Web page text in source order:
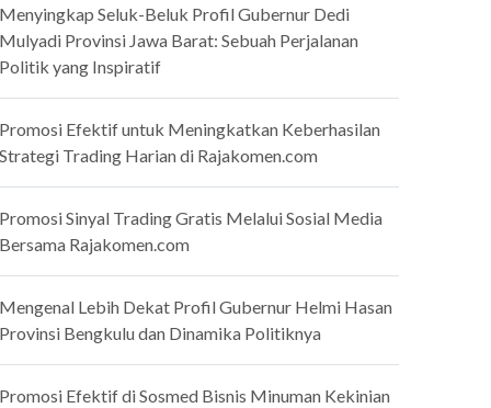
Seluk-Beluk Profil Gubernur Dedi
Provinsi Jawa Barat: Sebuah Perjalanan
yang Inspiratif
Efektif untuk Meningkatkan Keberhasilan
Trading Harian di Rajakomen.com
Sinyal Trading Gratis Melalui Sosial Media
Rajakomen.com
Lebih Dekat Profil Gubernur Helmi Hasan
Bengkulu dan Dinamika Politiknya
Efektif di Sosmed Bisnis Minuman Kekinian